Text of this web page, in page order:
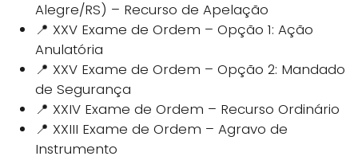
Alegre/RS) – Recurso de Apelação
📍 XXV Exame de Ordem – Opção 1: Ação
Anulatória
📍 XXV Exame de Ordem – Opção 2: Mandado
de Segurança
📍 XXIV Exame de Ordem – Recurso Ordinário
📍 XXIII Exame de Ordem – Agravo de
Instrumento